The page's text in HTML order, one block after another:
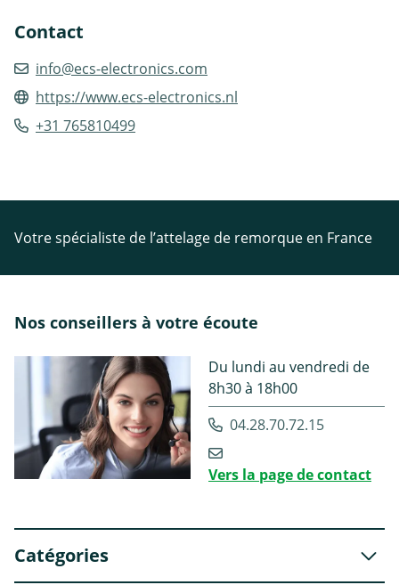
Contact
info@ecs-electronics.com
https://www.ecs-electronics.nl
+31 765810499
Votre spécialiste de l’attelage de remorque en France
Nos conseillers à votre écoute
Du lundi au vendredi de
8h30 à 18h00
04.28.70.72.15
Vers la page de contact
Catégories